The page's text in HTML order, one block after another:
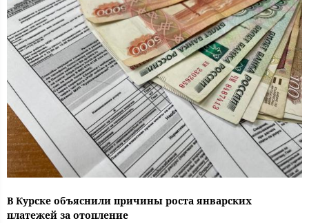
В Курске объяснили причины роста январских
платежей за отопление